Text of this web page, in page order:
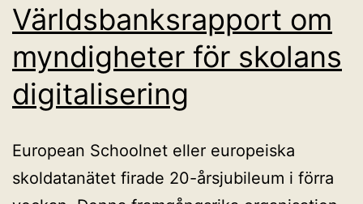
Världsbanksrapport om
myndigheter för skolans
digitalisering
European Schoolnet eller europeiska
skoldatanätet firade 20-årsjubileum i förra